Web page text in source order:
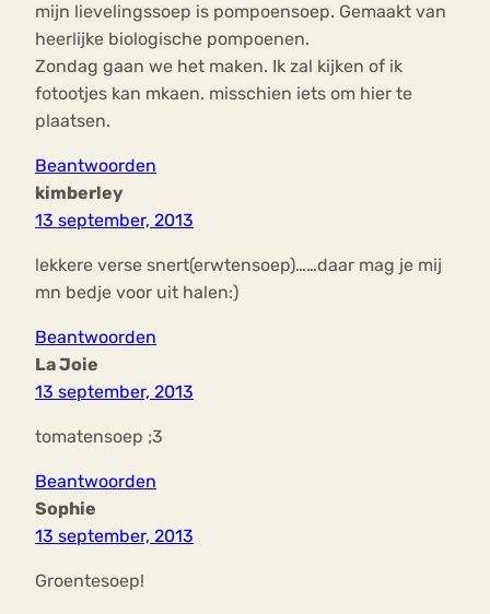
mijn lievelingssoep is pompoensoep. Gemaakt van
heerlijke biologische pompoenen.
Zondag gaan we het maken. Ik zal kijken of ik
fotootjes kan mkaen. misschien iets om hier te
plaatsen.
Beantwoorden
kimberley
13 september, 2013
lekkere verse snert(erwtensoep)……daar mag je mij
mn bedje voor uit halen:)
Beantwoorden
La Joie
13 september, 2013
tomatensoep ;3
Beantwoorden
Sophie
13 september, 2013
Groentesoep!